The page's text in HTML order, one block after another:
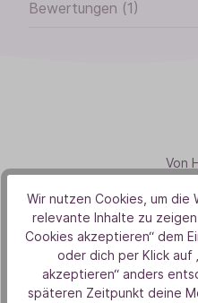
Bewertungen (1)
Von
Aus
Wir nutzen Cookies, um die
relevante Inhalte zu
Cookies akzeptieren“ dem
oder dich per Klick auf
akzeptieren“ anders
späteren Zeitpunkt deine